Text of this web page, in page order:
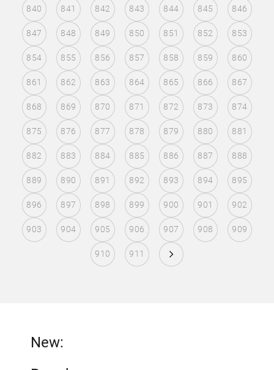
840 841 842 843 844 845 846
847 848 849 850 851 852 853
854 855 856 857 858 859 860
861 862 863 864 865 866 867
868 869 870 871 872 873 874
875 876 877 878 879 880 881
882 883 884 885 886 887 888
889 890 891 892 893 894 895
896 897 898 899 900 901 902
903 904 905 906 907 908 909
910 911
New: